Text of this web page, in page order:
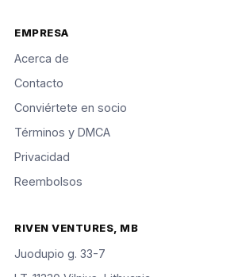
EMPRESA
Acerca de
Contacto
Conviértete en socio
Términos y DMCA
Privacidad
Reembolsos
RIVEN VENTURES, MB
Juodupio g. 33-7